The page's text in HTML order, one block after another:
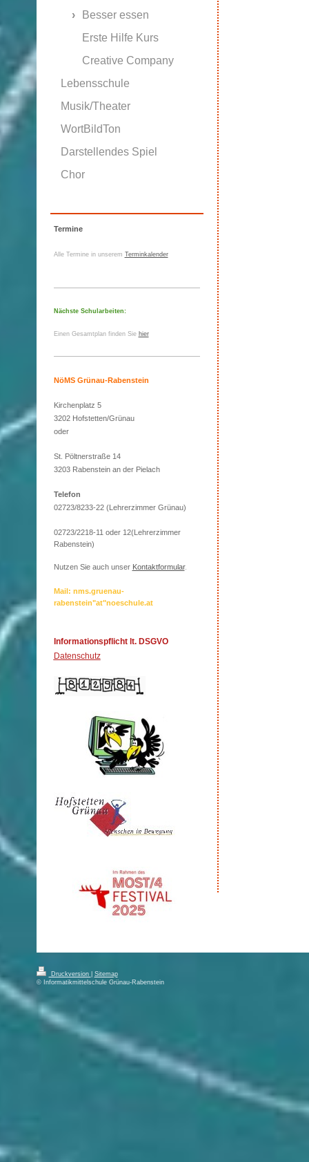
Besser essen
Erste Hilfe Kurs
Creative Company
Lebensschule
Musik/Theater
WortBildTon
Darstellendes Spiel
Chor
Termine
Alle Termine in unserem Terminkalender
Nächste Schularbeiten:
Einen Gesamtplan finden Sie hier
NöMS Grünau-Rabenstein
Kirchenplatz 5
3202 Hofstetten/Grünau
oder
St. Pöltnerstraße 14
3203 Rabenstein an der Pielach
Telefon
02723/8233-22 (Lehrerzimmer Grünau)
02723/2218-11 oder 12(Lehrerzimmer
Rabenstein)
Nutzen Sie auch unser Kontaktformular.
Mail: nms.gruenau-
rabenstein"at"noeschule.at
Informationspflicht lt. DSGVO
Datenschutz
Druckversion
Sitemap
© Informatikmittelschule Grünau-Rabenstein